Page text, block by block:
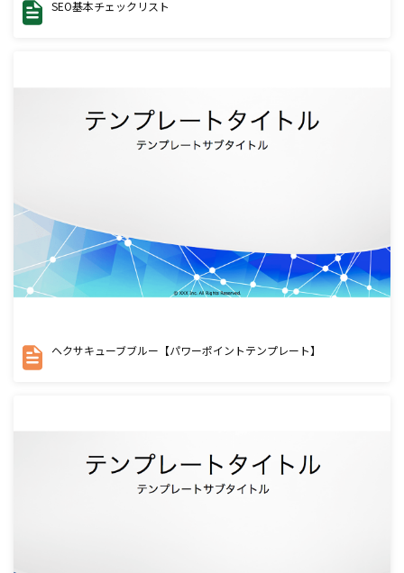
SEO基本チェックリスト
ヘクサキューブブルー【パワーポイントテンプレート】